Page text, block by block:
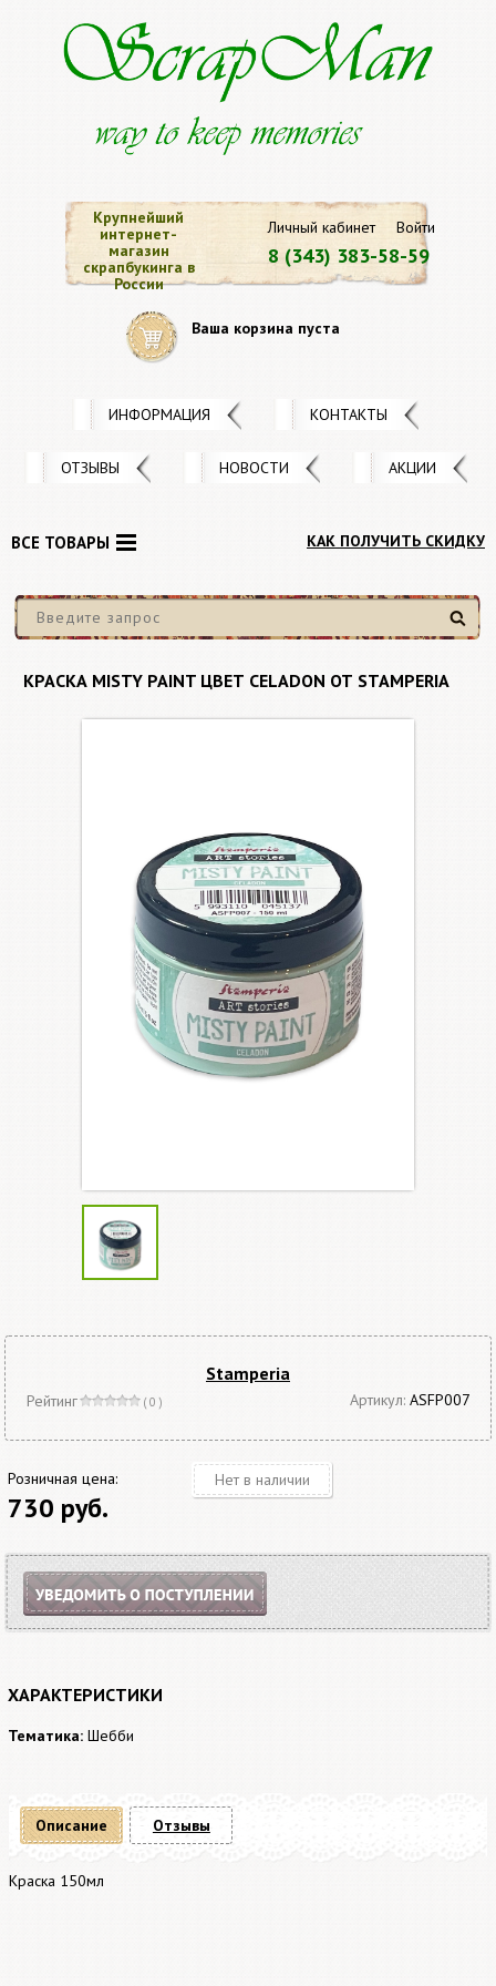
Личный кабинет Войти
8 (343) 383-58-59
Крупнейший
интернет-
магазин
скрапбукинга в
России
Ваша корзина пуста
ИНФОРМАЦИЯ КОНТАКТЫ
ОТЗЫВЫ НОВОСТИ АКЦИИ
КАК ПОЛУЧИТЬ СКИДКУ
Найти
ВСЕ ТОВАРЫ
КРАСКА MISTY PAINT ЦВЕТ CELADON ОТ STAMPERIA
Stamperia
Рейтинг ( 0 ) Артикул: ASFP007
Розничная цена:
730 руб.
Нет в наличии
ХАРАКТЕРИСТИКИ
Тематика: Шебби
Описание
Краска 150мл
Отзывы